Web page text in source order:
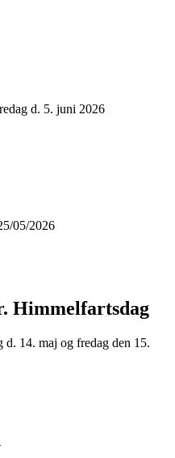
d. 5. juni 2026
05/2026
Himmelfartsdag
14. maj og fredag den 15.